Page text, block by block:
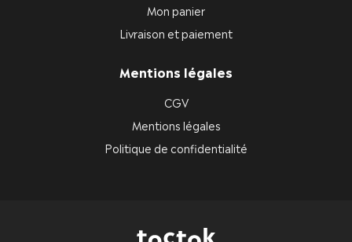
Mon panier
Livraison et paiement
Mentions légales
CGV
Mentions légales
Politique de confidentialité